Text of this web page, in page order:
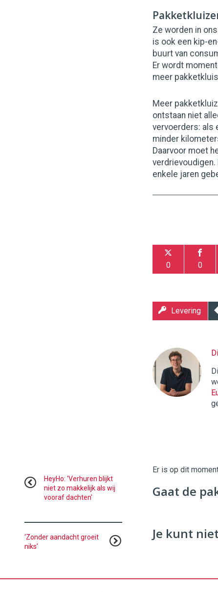
Ze worden in
is ook een kip-
buurt van
Er wordt
meer
Meer
ontstaan niet
vervoerders: als
minder
Daarvoor moet
enkele jaren
0 0
Levering
Twinkle
|
Digital
Commercehttps://
Er is op dit
Gaat de
Je kunt
HeyHo: 'Verhuren blijkt
niet zo makkelijk als wij
vooraf dachten'
‘Zonder aandacht groeit
niks’